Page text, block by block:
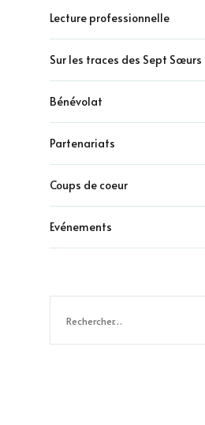
Lecture professionnelle
Sur les traces des Sept Sœurs
Bénévolat
Partenariats
Coups de coeur
Evénements